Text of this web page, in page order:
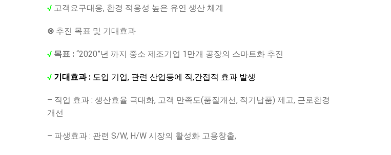
√ 고객요구대응, 환경 적응성 높은 유연 생산 체계
⊗ 추진 목표 및 기대효과
√ 목표 : “2020”년 까지 중소 제조기업 1만개 공장의 스마트화 추진
√ 기대효과 : 도입 기업, 관련 산업등에 직,간접적 효과 발생
– 직업 효과 : 생산효율 극대화, 고객 만족도(품질개선, 적기납품) 제고, 근로환경
개선
– 파생효과 : 관련 S/W, H/W 시장의 활성화 고용창출,